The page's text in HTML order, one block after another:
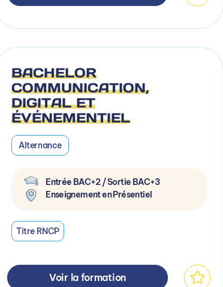
BACHELOR
COMMUNICATION,
DIGITAL ET
ÉVÉNEMENTIEL
Alternance
Entrée BAC+2 / Sortie BAC+3
Enseignement en Présentiel
Titre RNCP
Voir la formation